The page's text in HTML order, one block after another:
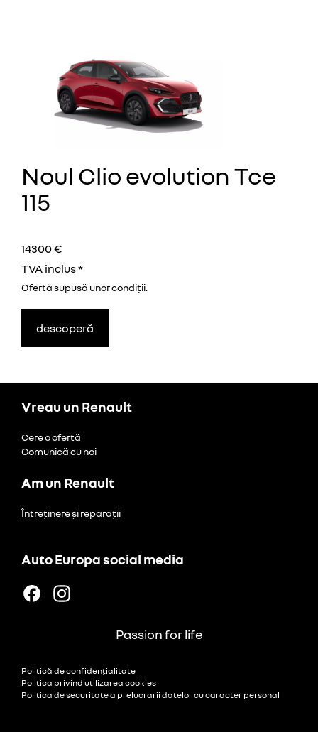
Noul Clio evolution Tce
115
14300 €
TVA inclus *
Ofertă supusă unorcondiţii.
descoperă
Vreau un Renault
Cere o ofertă
Comunică cu noi
Am un Renault
Întreținere și reparații
Auto Europa social media
Passion for life
Politică de confidențialitate
Politica privind utilizarea cookies
Politica de securitate a prelucrarii datelor cu caracter personal